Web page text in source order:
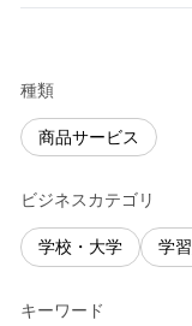
種類
商品サービス
ビジネスカテゴリ
学校・大学 学
キーワード